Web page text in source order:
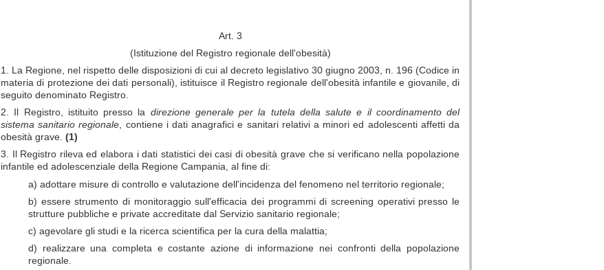
Art. 3
(Istituzione del Registro regionale dell'obesità)
1. La Regione, nel rispetto delle disposizioni di cui al decreto legislativo 30 giugno 2003, n. 196 (Codice in
materia di protezione dei dati personali), istituisce il Registro regionale dell'obesità infantile e giovanile, di
seguito denominato Registro.
2. Il Registro, istituito presso la direzione generale per la tutela della salute e il coordinamento del
sistema sanitario regionale, contiene i dati anagrafici e sanitari relativi a minori ed adolescenti affetti da
obesità grave. (1)
3. Il Registro rileva ed elabora i dati statistici dei casi di obesità grave che si verificano nella popolazione
infantile ed adolescenziale della Regione Campania, al fine di:
a) adottare misure di controllo e valutazione dell'incidenza del fenomeno nel territorio regionale;
b) essere strumento di monitoraggio sull'efficacia dei programmi di screening operativi presso le
strutture pubbliche e private accreditate dal Servizio sanitario regionale;
c) agevolare gli studi e la ricerca scientifica per la cura della malattia;
d) realizzare una completa e costante azione di informazione nei confronti della popolazione
regionale.